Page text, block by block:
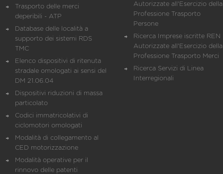
Trasporto delle merci
deperibili - ATP
Database delle località a
supporto dei sistemi RDS
TMC
Elenco dispositivi di ritenuta
stradale omologati ai sensi del
DM 21.06.04
Dispositivi riduzioni di massa
particolato
Codici immatricolativi di
ciclomotori omologati
Modalità di collegamento al
CED motorizzazione
Modalità operative per il
rinnovo delle patenti
Autorizzate all'Esercizio della
Professione Trasporto
Persone
Ricerca Imprese iscritte REN
Autorizzate all'Esercizio della
Professione Trasporto Merci
Ricerca Servizi di Linea
Interregionali